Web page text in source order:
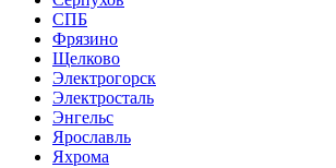
СПБ
Фрязино
Щелково
Электрогорск
Электросталь
Энгельс
Ярославль
Яхрома